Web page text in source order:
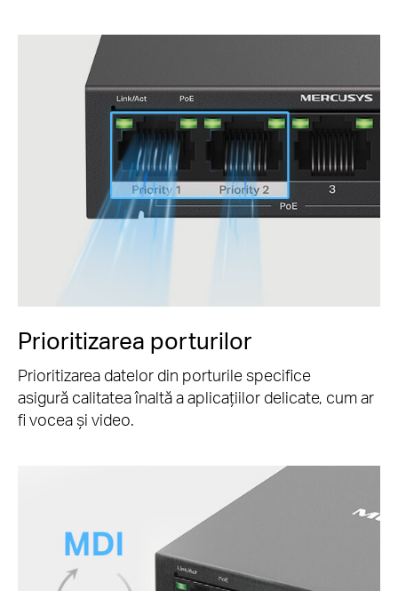
Prioritizarea porturilor
Prioritizarea datelor din porturile specifice
asigură calitatea înaltă a aplicațiilor delicate, cum ar
fi vocea și video.